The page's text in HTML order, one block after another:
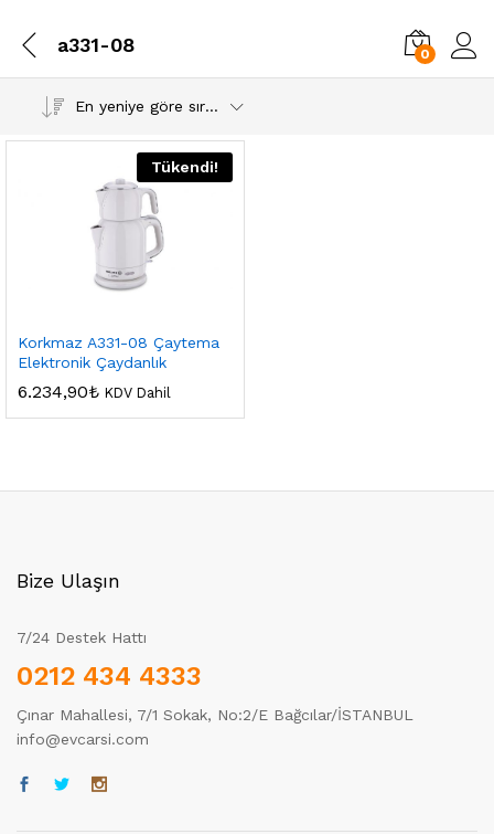
a331-08 0
En yeniye göre sırala
Tükendi!
Korkmaz A331-08 Çaytema
Elektronik Çaydanlık
6.234,90₺ KDV Dahil
Bize Ulaşın
7/24 Destek Hattı
0212 434 4333
Çınar Mahallesi, 7/1 Sokak, No:2/E Bağcılar/İSTANBUL
info@evcarsi.com